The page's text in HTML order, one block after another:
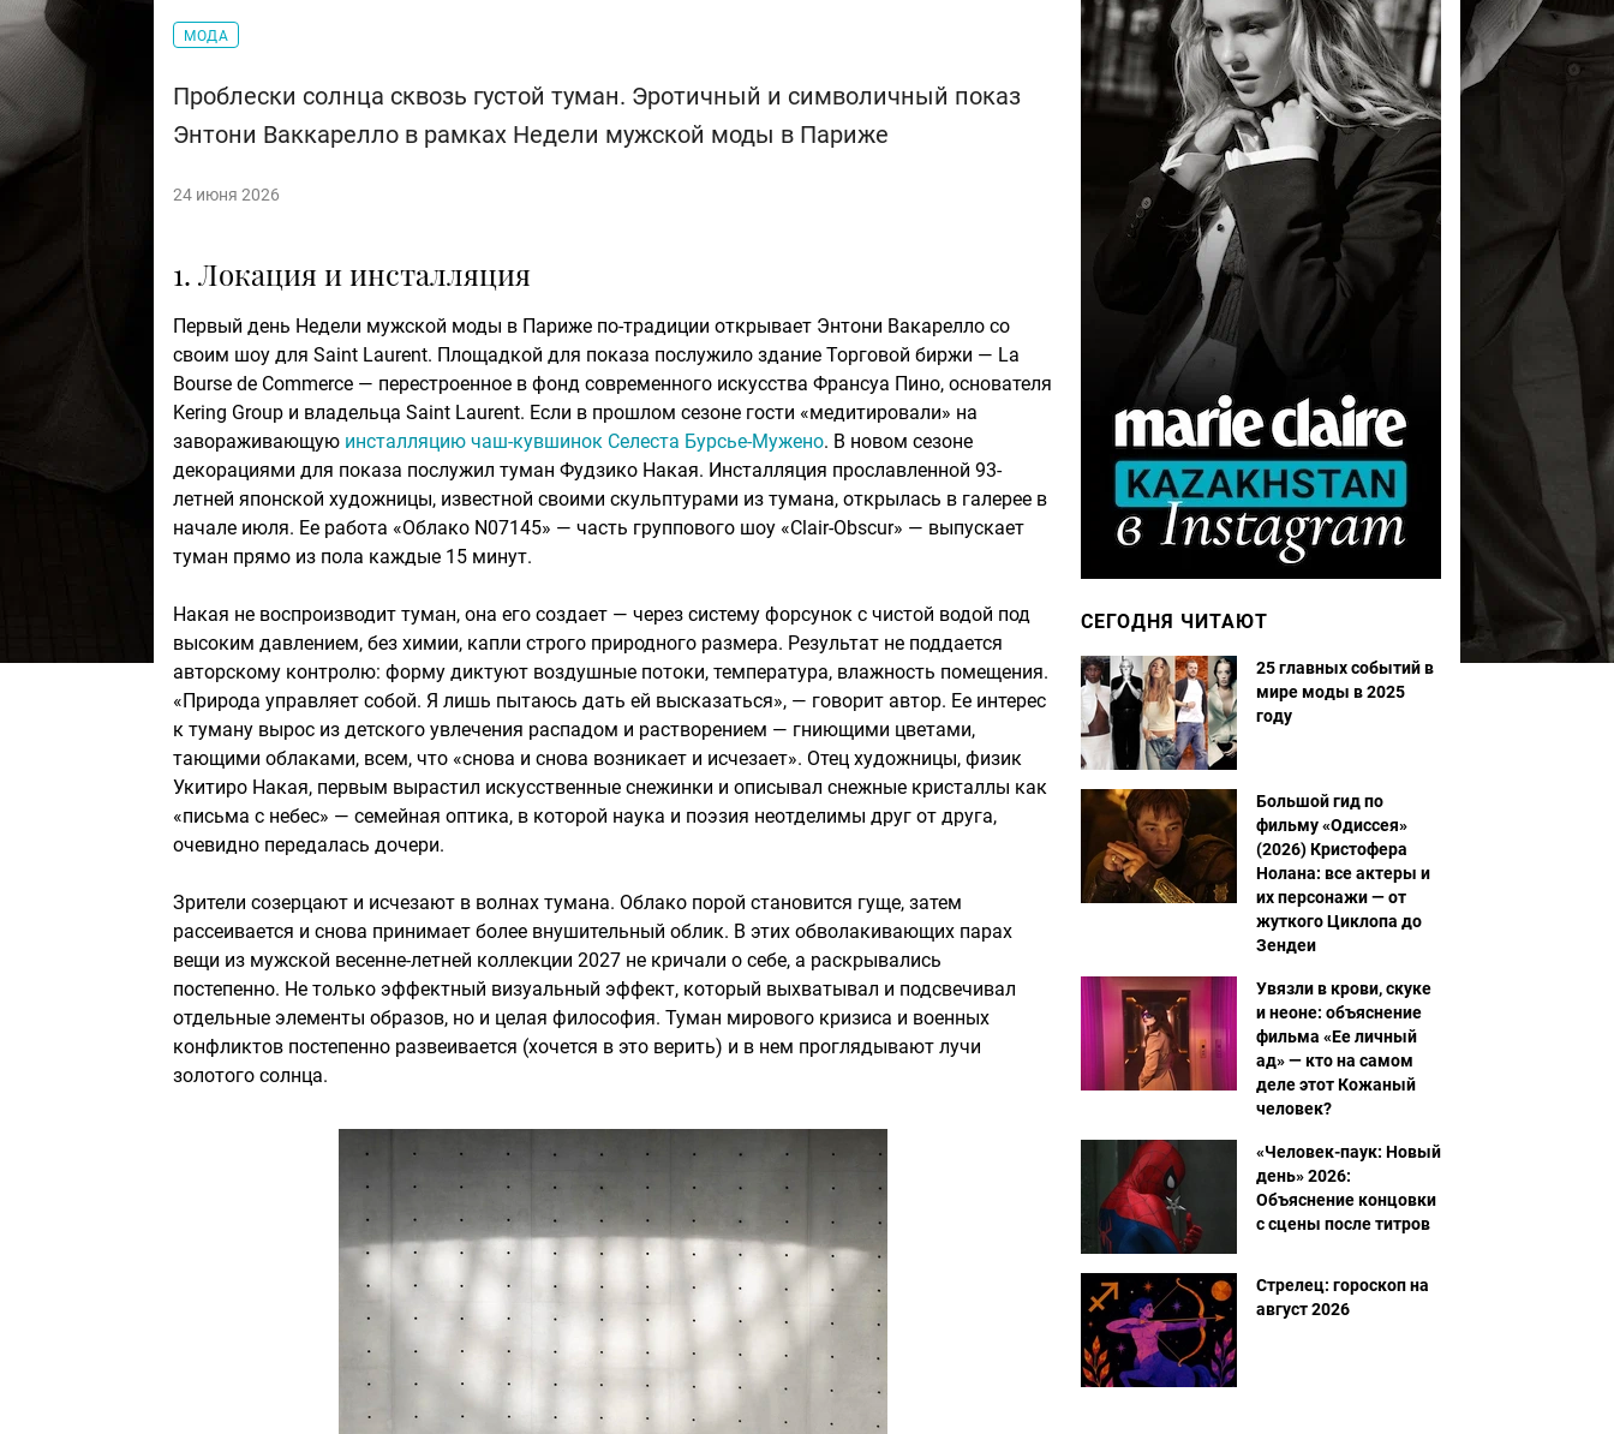
МОДА
Проблески солнца сквозь густой туман. Эротичный и символичный показ
Энтони Ваккарелло в рамках Недели мужской моды в Париже
24 июня 2026
1. Локация и инсталляция
Первый день Недели мужской моды в Париже по-традиции открывает Энтони Вакарелло со
своим шоу для Saint Laurent. Площадкой для показа послужило здание Торговой биржи — La
Bourse de Commerce — перестроенное в фонд современного искусства Франсуа Пино, основателя
Kering Group и владельца Saint Laurent. Если в прошлом сезоне гости «медитировали» на
завораживающую инсталляцию чаш-кувшинок Селеста Бурсье-Мужено. В новом сезоне
декорациями для показа послужил туман Фудзико Накая. Инсталляция прославленной 93-
летней японской художницы, известной своими скульптурами из тумана, открылась в галерее в
начале июля. Ее работа «Облако N07145» — часть группового шоу «Clair-Obscur» — выпускает
туман прямо из пола каждые 15 минут.
Накая не воспроизводит туман, она его создает — через систему форсунок с чистой водой под
высоким давлением, без химии, капли строго природного размера. Результат не поддается
авторскому контролю: форму диктуют воздушные потоки, температура, влажность помещения.
«Природа управляет собой. Я лишь пытаюсь дать ей высказаться», — говорит автор. Ее интерес
к туману вырос из детского увлечения распадом и растворением — гниющими цветами,
тающими облаками, всем, что «снова и снова возникает и исчезает». Отец художницы, физик
Укитиро Накая, первым вырастил искусственные снежинки и описывал снежные кристаллы как
«письма с небес» — семейная оптика, в которой наука и поэзия неотделимы друг от друга,
очевидно передалась дочери.
Зрители созерцают и исчезают в волнах тумана. Облако порой становится гуще, затем
рассеивается и снова принимает более внушительный облик. В этих обволакивающих парах
вещи из мужской весенне-летней коллекции 2027 не кричали о себе, а раскрывались
постепенно. Не только эффектный визуальный эффект, который выхватывал и подсвечивал
отдельные элементы образов, но и целая философия. Туман мирового кризиса и военных
конфликтов постепенно развеивается (хочется в это верить) и в нем проглядывают лучи
золотого солнца.
СЕГОДНЯ ЧИТАЮТ
25 главных событий в
мире моды в 2025
году
Большой гид по
фильму «Одиссея»
(2026) Кристофера
Нолана: все актеры и
их персонажи — от
жуткого Циклопа до
Зендеи
Увязли в крови, скуке
и неоне: объяснение
фильма «Ее личный
ад» — кто на самом
деле этот Кожаный
человек?
«Человек-паук: Новый
день» 2026:
Объяснение концовки
с сцены после титров
Стрелец: гороскоп на
август 2026